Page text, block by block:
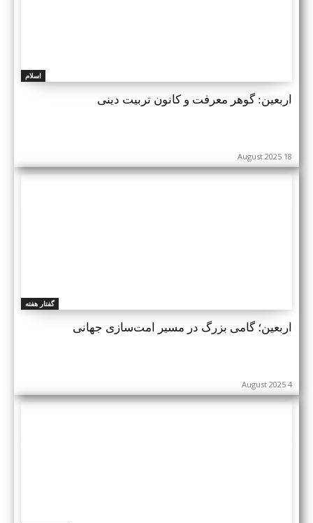
اسلام
اربعین: گوهر معرفت و کانون تربیت دینی
18 August 2025
گفتار هفته
اربعین؛ گامی بزرگ در مسیر امت‌سازی جهانی
4 August 2025